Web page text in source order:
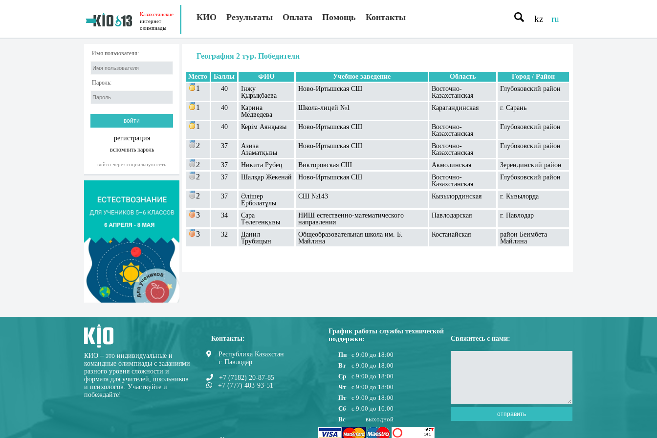
Казахстанские
интернет
олимпиады
КИО Результаты Оплата Помощь Контакты kz ru
Имя пользователя:
Пароль:
регистрация
вспомнить пароль
войти через социальную сеть
География 2 тур. Победители
Место Баллы ФИО Учебное заведение Область Город / Район
1 40
Інжу
Қырықбаева
Ново-Иртышская СШ
Восточно-
Казахстанская
Глубоковский район
1 40
Карина
Медведева
Школа-лицей №1 Карагандинская г. Сарань
1 40 Керім Аянқызы Ново-Иртышская СШ
Восточно-
Казахстанская
Глубоковский район
2 37
Азиза
Азаматқызы
Ново-Иртышская СШ
Восточно-
Казахстанская
Глубоковский район
2 37 Никита Рубец Викторовская СШ Акмолинская Зерендинский район
2 37 Шалқар Жекенай Ново-Иртышская СШ
Восточно-
Казахстанская
Глубоковский район
2 37
Әлішер
Ерболатұлы
СШ №143 Кызылординская г. Кызылорда
3 34
Сара
Төлегенқызы
НИШ естественно-математического
направления
Павлодарская г. Павлодар
3 32
Данил
Трубицын
Общеобразовательная школа им. Б.
Майлина
Костанайская
район Беимбета
Майлина
КИО – это индивидуальные и
командные олимпиады с заданиями
разного уровня сложности и
формата для учителей, школьников
и психологов. Участвуйте и
побеждайте!
Контакты:
Республика Казахстан
г. Павлодар
+7 (7182) 20-87-85
+7 (777) 403-93-51
График работы службы технической
поддержки:
Пн
с 9:00 до 18:00
Вт
с 9:00 до 18:00
Ср
с 9:00 до 18:00
Чт
с 9:00 до 18:00
Пт
с 9:00 до 18:00
Сб
с 9:00 до 16:00
Вс
выходной
Свяжитесь с нами: